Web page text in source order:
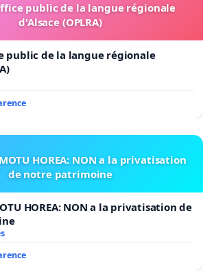
public de la langue régionale
d'Alsace (OPLRA)
public de la langue régionale
MOTU HOREA: NON a la privatisation
de notre patrimoine
HOREA: NON a la privatisation de